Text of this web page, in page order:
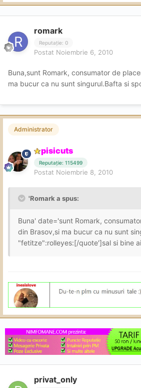
romark
Reputație: 0
Postat Noiembrie 6, 2010
Buna,sunt Romark, consumator de
ma bucur ca nu sunt singurul.Bafta si
Administrator
pisicuts
Reputație: 115499
Postat Noiembrie 8, 2010
'Romark a spus:
Buna' date='sunt Romark,
din Brasov,si ma bucur ca nu sunt
"fetitze":rolleyes:[/quote']sal si bine
privat_only